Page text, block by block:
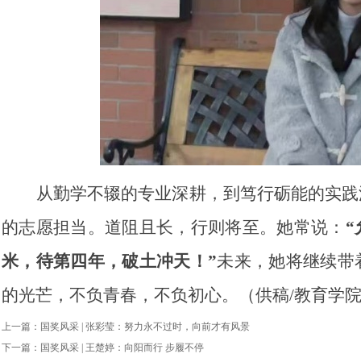
从勤学不辍的专业深耕，到笃行砺能的实
的志愿担当。道阻且长，行则将至。她常说： “
米，待第四年，破土冲天！”未来，她将继续带
的光芒，不负青春，不负初心。（供稿/教育学
上一篇： 国奖风采 | 张彩莹：努力永不过时，向前才有风景
下一篇： 国奖风采 | 王楚婷：向阳而行 步履不停